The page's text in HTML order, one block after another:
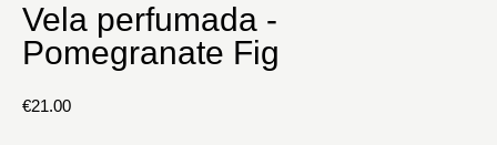
Vela perfumada -
Pomegranate Fig
€21.00